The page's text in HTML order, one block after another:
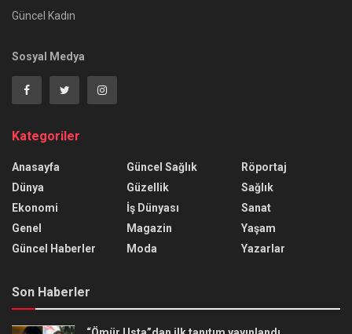
Güncel Kadın
Sosyal Medya
Kategoriler
Anasayfa
Dünya
Ekonomi
Genel
Güncel Haberler
Güncel Sağlık
Güzellik
İş Dünyası
Magazin
Moda
Röportaj
Sağlık
Sanat
Yaşam
Yazarlar
Son Haberler